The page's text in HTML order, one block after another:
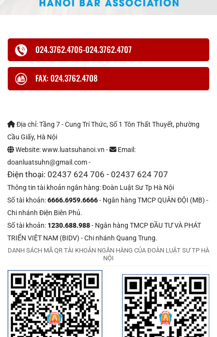
024.3762.4706-024.3762.4707
FAX: 024.3762.4708
Địa chỉ: Tầng 7 - Cung Trí Thức, Số 1 Tôn Thất Thuyết, phường
Cầu Giấy, Hà Nội
Website: www.luatsuhanoi.vn -
Email:
doanluatsuhn@gmail.com -
Điện thoại: 02437 624 706 - 02437 624 707
Thông tin tài khoản ngân hàng: Đoàn Luật Sư Tp Hà Nội
Số tài khoản:6666.6959.6666- Ngân hàng TMCP QUÂN ĐỘI (MB) -
Chi nhánh Điện Biên Phủ.
Số tài khoản: 1230.688.988- Ngân hàng TMCP ĐẦU TƯ VÀ PHÁT
TRIỂN VIỆT NAM (BIDV) - Chi nhánh Quang Trung.
DANH SÁCH MÃ QR TÀI KHOẢN NGÂN HÀNG CỦA ĐOÀN LUẬT SƯ TP HÀ
NỘI